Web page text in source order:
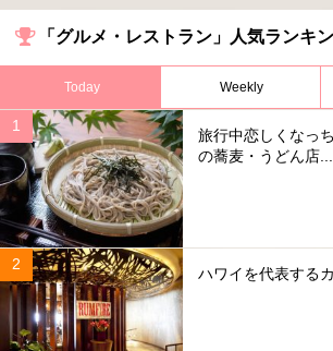
「グルメ・レストラン」人気ランキ
Today Weekly
旅行中恋しくなっ
の蕎麦・うどん店...
ハワイを代表する